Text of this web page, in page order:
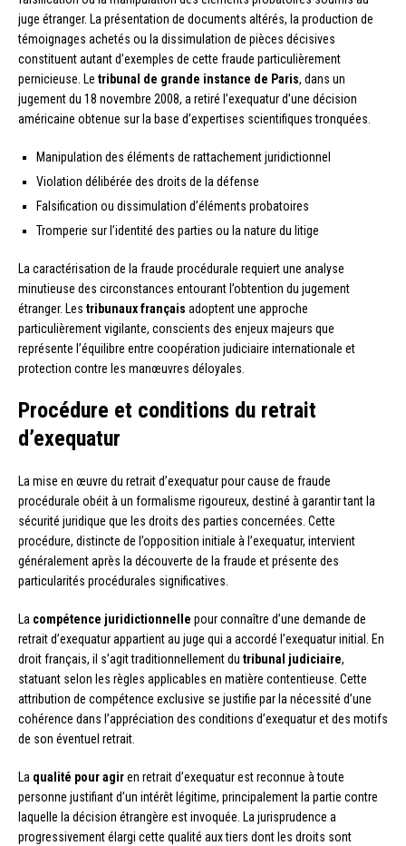
juge étranger. La présentation de documents altérés, la production de
témoignages achetés ou la dissimulation de pièces décisives
constituent autant d’exemples de cette fraude particulièrement
pernicieuse. Le tribunal de grande instance de Paris, dans un
jugement du 18 novembre 2008, a retiré l’exequatur d’une décision
américaine obtenue sur la base d’expertises scientifiques tronquées.
Manipulation des éléments de rattachement juridictionnel
Violation délibérée des droits de la défense
Falsification ou dissimulation d’éléments probatoires
Tromperie sur l’identité des parties ou la nature du litige
La caractérisation de la fraude procédurale requiert une analyse
minutieuse des circonstances entourant l’obtention du jugement
étranger. Les tribunaux français adoptent une approche
particulièrement vigilante, conscients des enjeux majeurs que
représente l’équilibre entre coopération judiciaire internationale et
protection contre les manœuvres déloyales.
Procédure et conditions du retrait
d’exequatur
La mise en œuvre du retrait d’exequatur pour cause de fraude
procédurale obéit à un formalisme rigoureux, destiné à garantir tant la
sécurité juridique que les droits des parties concernées. Cette
procédure, distincte de l’opposition initiale à l’exequatur, intervient
généralement après la découverte de la fraude et présente des
particularités procédurales significatives.
La compétence juridictionnelle pour connaître d’une demande de
retrait d’exequatur appartient au juge qui a accordé l’exequatur initial. En
droit français, il s’agit traditionnellement du tribunal judiciaire,
statuant selon les règles applicables en matière contentieuse. Cette
attribution de compétence exclusive se justifie par la nécessité d’une
cohérence dans l’appréciation des conditions d’exequatur et des motifs
de son éventuel retrait.
La qualité pour agiren retrait d’exequatur est reconnue à toute
personne justifiant d’un intérêt légitime, principalement la partie contre
laquelle la décision étrangère est invoquée. La jurisprudence a
progressivement élargi cette qualité aux tiers dont les droits sont